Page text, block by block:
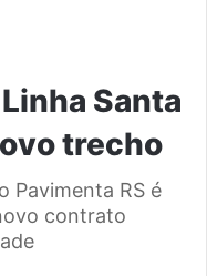
Santa
trecho
Pavimenta RS é
contrato